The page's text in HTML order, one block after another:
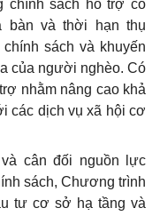
chính sách hỗ trợ có
bàn và thời hạn thụ
sách và khuyến
của người nghèo. Có
nhằm nâng cao khả
các dịch vụ xã hội cơ
cân đối nguồn lực
sách, Chương trình
tư cơ sở hạ tầng và